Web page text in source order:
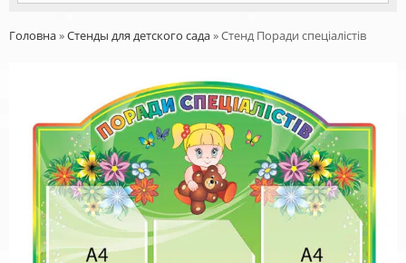
Головна»Стенды для детского сада»Стенд Поради спеціалістів